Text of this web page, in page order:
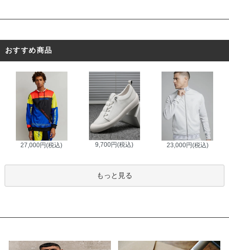
おすすめ商品
27,000円(税込) 9,700円(税込) 23,000円(税込)
もっと見る